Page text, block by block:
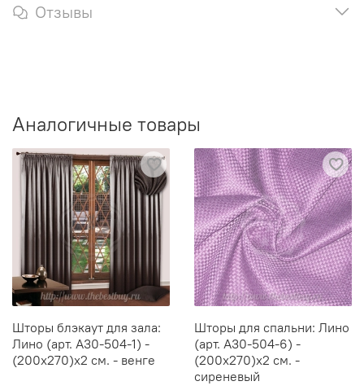
Отзывы
Аналогичные товары
Шторы блэкаут для зала:
Лино (арт. А30-504-1) -
(200х270)х2 см. - венге
Шторы для спальни: Лино
(арт. А30-504-6) -
(200х270)х2 см. -
сиреневый